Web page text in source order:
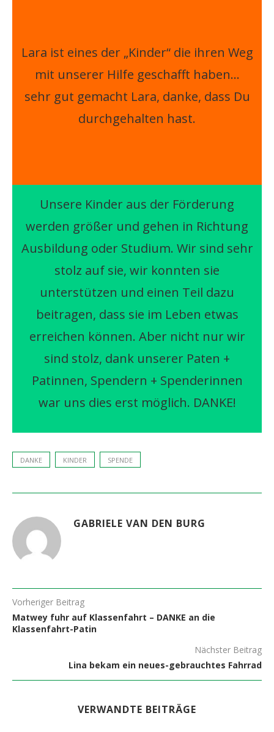
Lara ist eines der „Kinder“ die ihren Weg
mit unserer Hilfe geschafft haben…
sehr gut gemacht Lara, danke, dass Du
durchgehalten hast.
Unsere Kinder aus der Förderung
werden größer und gehen in Richtung
Ausbildung oder Studium. Wir sind sehr
stolz auf sie, wir konnten sie
unterstützen und einen Teil dazu
beitragen, dass sie im Leben etwas
erreichen können. Aber nicht nur wir
sind stolz, dank unserer Paten +
Patinnen, Spendern + Spenderinnen
war uns dies erst möglich. DANKE!
DANKE KINDER SPENDE
GABRIELE VAN DEN BURG
Vorheriger Beitrag
Matwey fuhr auf Klassenfahrt – DANKE an die
Klassenfahrt-Patin
Nächster Beitrag
Lina bekam ein neues-gebrauchtes Fahrrad
VERWANDTE BEITRÄGE